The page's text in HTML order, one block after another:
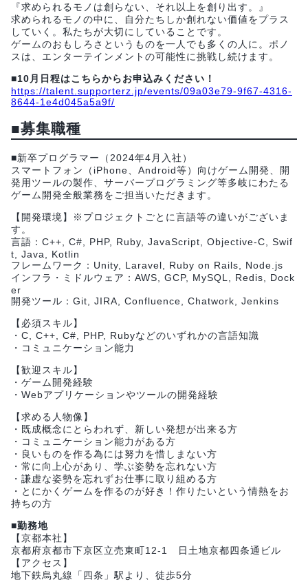
『求められるモノは創らない、それ以上を創り出す。』
求められるモノの中に、自分たちしか創れない価値をプラス
していく。私たちが大切にしていることです。
ゲームのおもしろさというものを一人でも多くの人に。ポノ
スは、エンターテインメントの可能性に挑戦し続けます。
■10月日程はこちらからお申込みください！
https://talent.supporterz.jp/events/09a03e79-9f67-4316-
8644-1e4d045a5a9f/
■募集職種
■新卒プログラマー（2024年4月入社）
スマートフォン（iPhone、Android等）向けゲーム開発、開
発用ツールの製作、サーバープログラミング等多岐にわたる
ゲーム開発全般業務をご担当いただきます。
【開発環境】※プロジェクトごとに言語等の違いがございま
す。
言語：C++, C#, PHP, Ruby, JavaScript, Objective-C, Swif
t, Java, Kotlin
フレームワーク：Unity, Laravel, Ruby on Rails, Node.js
インフラ・ミドルウェア：AWS, GCP, MySQL, Redis, Dock
er
開発ツール：Git, JIRA, Confluence, Chatwork, Jenkins
【必須スキル】
・C, C++, C#, PHP, Rubyなどのいずれかの言語知識
・コミュニケーション能力
【歓迎スキル】
・ゲーム開発経験
・Webアプリケーションやツールの開発経験
【求める人物像】
・既成概念にとらわれず、新しい発想が出来る方
・コミュニケーション能力がある方
・良いものを作る為には努力を惜しまない方
・常に向上心があり、学ぶ姿勢を忘れない方
・謙虚な姿勢を忘れずお仕事に取り組める方
・とにかくゲームを作るのが好き！作りたいという情熱をお
持ちの方
■勤務地
【京都本社】
京都府京都市下京区立売東町12-1 日土地京都四条通ビル
【アクセス】
地下鉄烏丸線「四条」駅より、徒歩5分